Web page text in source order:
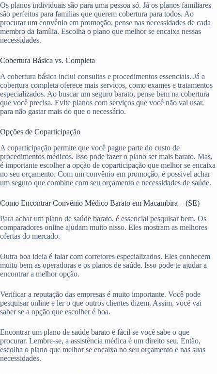
Os planos individuais são para uma pessoa só. Já os planos familiares
são perfeitos para famílias que querem cobertura para todos. Ao
procurar um convênio em promoção, pense nas necessidades de cada
membro da família. Escolha o plano que melhor se encaixa nessas
necessidades.
Cobertura Básica vs. Completa
A cobertura básica inclui consultas e procedimentos essenciais. Já a
cobertura completa oferece mais serviços, como exames e tratamentos
especializados. Ao buscar um seguro barato, pense bem na cobertura
que você precisa. Evite planos com serviços que você não vai usar,
para não gastar mais do que o necessário.
Opções de Coparticipação
A coparticipação permite que você pague parte do custo de
procedimentos médicos. Isso pode fazer o plano ser mais barato. Mas,
é importante escolher a opção de coparticipação que melhor se encaixa
no seu orçamento. Com um convênio em promoção, é possível achar
um seguro que combine com seu orçamento e necessidades de saúde.
Como Encontrar Convênio Médico Barato em Macambira – (SE)
Para achar um plano de saúde barato, é essencial pesquisar bem. Os
comparadores online ajudam muito nisso. Eles mostram as melhores
ofertas do mercado.
Outra boa ideia é falar com corretores especializados. Eles conhecem
muito bem as operadoras e os planos de saúde. Isso pode te ajudar a
encontrar a melhor opção.
Verificar a reputação das empresas é muito importante. Você pode
pesquisar online e ler o que outros clientes dizem. Assim, você vai
saber se a opção que escolher é boa.
Encontrar um plano de saúde barato é fácil se você sabe o que
procurar. Lembre-se, a assistência médica é um direito seu. Então,
escolha o plano que melhor se encaixa no seu orçamento e nas suas
necessidades.